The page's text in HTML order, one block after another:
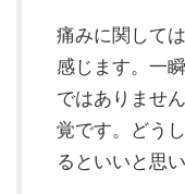
痛みに関して
感じます。一
ではありませ
覚です。どう
るといいと思